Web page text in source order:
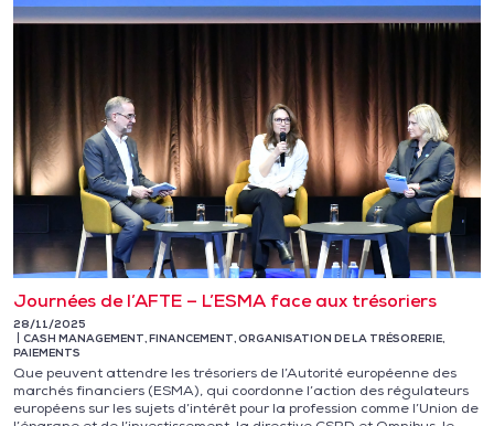
Journées de l’AFTE – L’ESMA face aux trésoriers
28/11/2025
CASH MANAGEMENT,FINANCEMENT,ORGANISATION DE LA TRÉSORERIE,
PAIEMENTS
Que peuvent attendre les trésoriers de l’Autorité européenne des
marchés financiers (ESMA), qui coordonne l’action des régulateurs
européens sur les sujets d’intérêt pour la profession comme l’Union de